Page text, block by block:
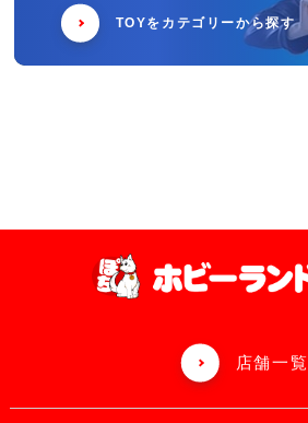
TOYをカテゴリーから探す
店舗一覧